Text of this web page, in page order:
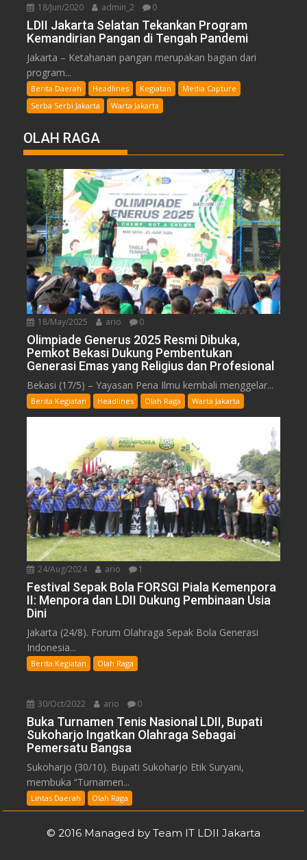
18/Jun/2020 admin_2 0
LDII Jakarta Selatan Tekankan Program
Kemandirian Pangan di Tengah Pandemi
Jakarta – Ketahanan pangan merupakan bagian dari
program...
Berita Daerah Headlines Kegiatan
Media Capture
Serba Serbi Jakarta
Warta Jakarta
OLAH RAGA
18/May/2025 ario 0
Olimpiade Generus 2025 Resmi Dibuka,
Pemkot Bekasi Dukung Pembentukan
Generasi Emas yang Religius dan Profesional
Bekasi (17/5) – Yayasan Pena Ilmu kembali menggelar...
Berita Kegiatan Headlines Olah Raga Warta Jakarta
24/Aug/2024 ario 1
Festival Sepak Bola FORSGI Piala Kemenpora
II: Menpora dan LDII Dukung Pembinaan Usia
Dini
Jakarta (24/8). Forum Olahraga Sepak Bola Generasi
Indonesia...
Berita Kegiatan Olah Raga
30/Oct/2022 ario 0
Buka Turnamen Tenis Nasional LDII, Bupati
Sukoharjo Ingatkan Olahraga Sebagai
Pemersatu Bangsa
Sukoharjo (30/10). Bupati Sukoharjo Etik Suryani,
membuka “Turnamen...
Lintas Daerah Olah Raga
© 2016 Managed by Team IT LDII Jakarta